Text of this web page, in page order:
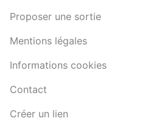
Proposer une sortie
Mentions légales
Informations cookies
Contact
Créer un lien